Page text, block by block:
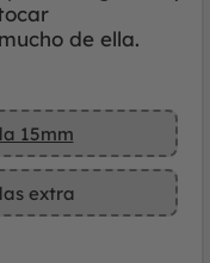
de ella.
15mm
extra